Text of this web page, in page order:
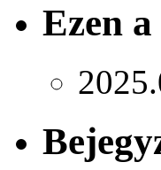
Ezen